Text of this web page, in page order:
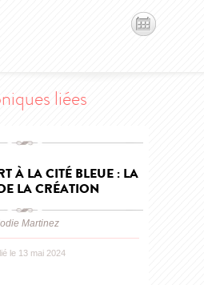
liées
À LA CITÉ BLEUE : LA
LA CRÉATION
Martinez
le 13 mai 2024